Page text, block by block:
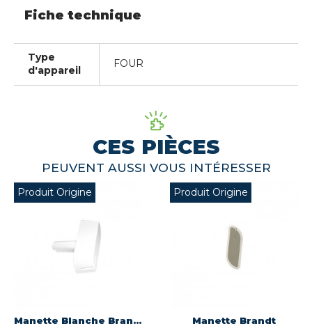
Fiche technique
Type
d'appareil
FOUR
CES PIÈCES
PEUVENT AUSSI VOUS INTÉRESSER
Produit Origine
Manette Blanche Brandt
Produit Origine
Manette Brandt